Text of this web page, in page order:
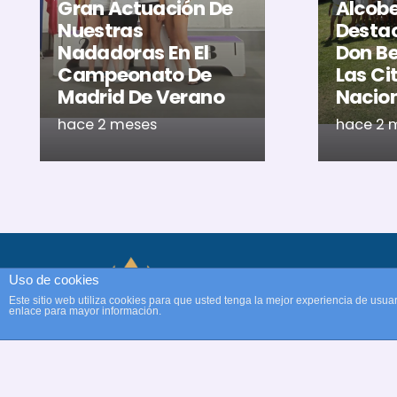
Gran Actuación De
Nuestras
Nadadoras En El
Campeonato De
Madrid De Verano
hace 2 meses
Don
Las
hace 2
Uso de cookies
Este sitio web utiliza cookies para que usted tenga la mejor experiencia de
enlace para mayor información.